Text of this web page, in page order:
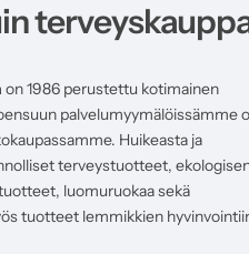
on 1986 perustettu kotimainen
palvelumyymälöissämme
Huikeasta ja
terveystuotteet,
luomuruokaa sekä
tuotteet lemmikkien